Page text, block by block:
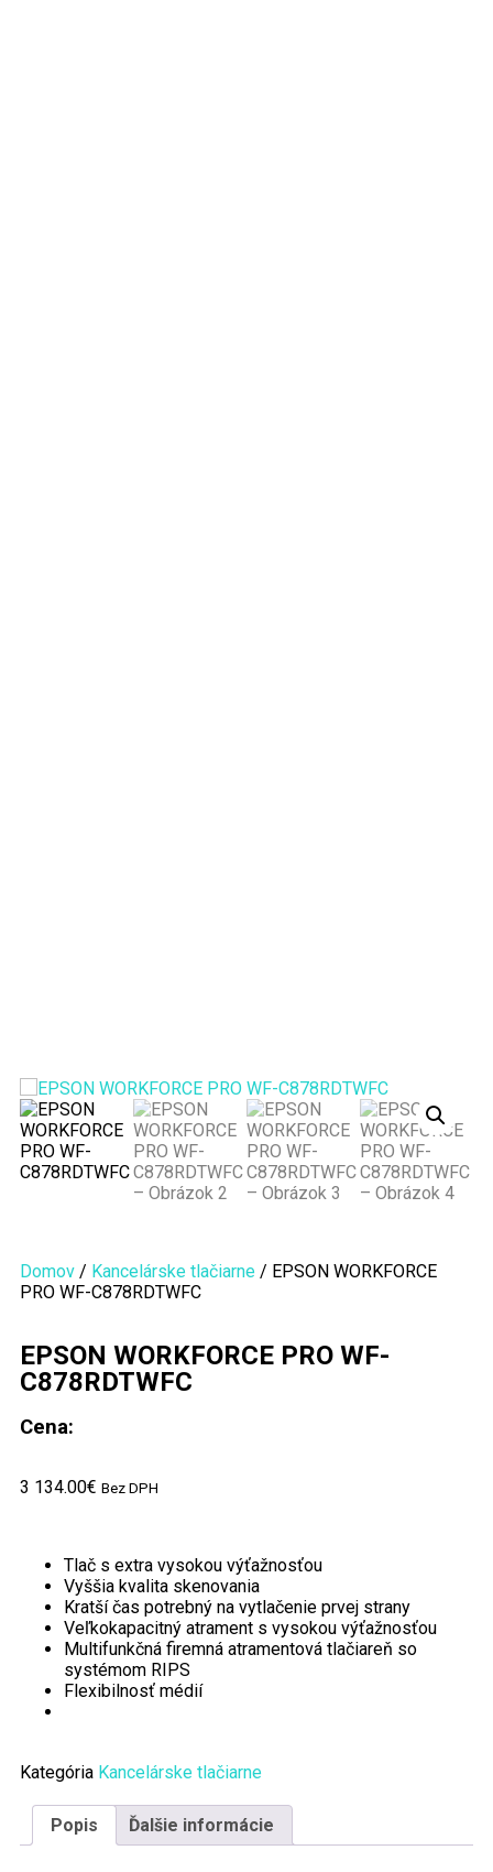
Domov / Kancelárske tlačiarne / EPSON WORKFORCE
PRO WF-C878RDTWFC
EPSON WORKFORCE PRO WF-
C878RDTWFC
Cena:
3 134.00€ Bez DPH
Tlač s extra vysokou výťažnosťou
Vyššia kvalita skenovania
Kratší čas potrebný na vytlačenie prvej strany
Veľkokapacitný atrament s vysokou výťažnosťou
Multifunkčná firemná atramentová tlačiareň so
systémom RIPS
Flexibilnosť médií
Kategória Kancelárske tlačiarne
Popis Ďalšie informácie